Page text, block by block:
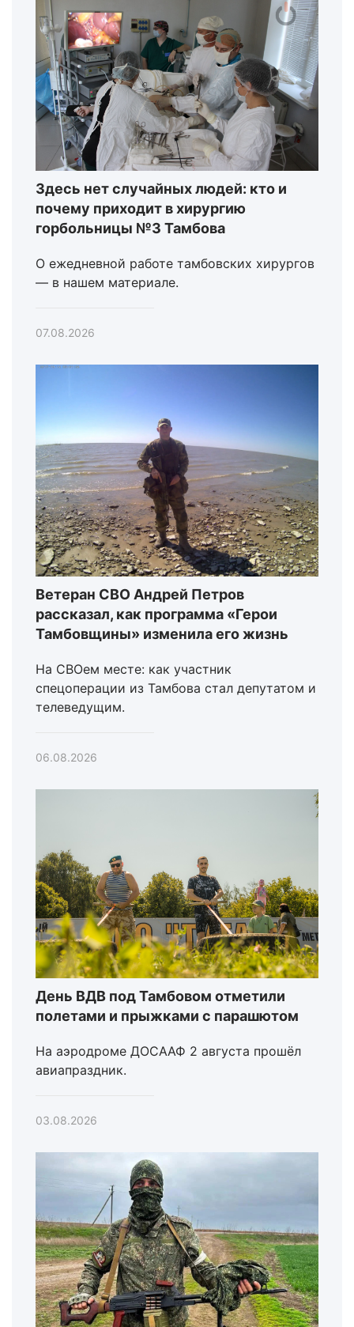
Здесь нет случайных людей: кто и
почему приходит в хирургию
горбольницы №3 Тамбова
О ежедневной работе тамбовских хирургов
— в нашем материале.
07.08.2026
Ветеран СВО Андрей Петров
рассказал, как программа «Герои
Тамбовщины» изменила его жизнь
На СВОем месте: как участник
спецоперации из Тамбова стал депутатом и
телеведущим.
06.08.2026
День ВДВ под Тамбовом отметили
полетами и прыжками с парашютом
На аэродроме ДОСААФ 2 августа прошёл
авиапраздник.
03.08.2026